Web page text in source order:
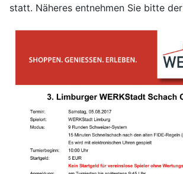
statt. Näheres entnehmen Sie bitte der